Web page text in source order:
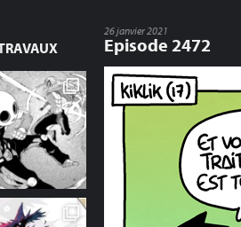
26 janvier 2021
Episode 2472